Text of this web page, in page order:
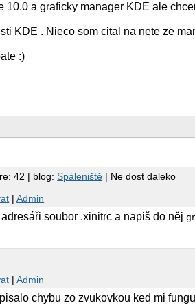
10.0 a graficky manager KDE ale
KDE . Nieco som cital na nete ze
:)
42 | blog:Spáleniště | Ne dost daleko
|Admin
soubor .xinitrc a napiš do něj
|Admin
chybu zo zvukovkou ked mi